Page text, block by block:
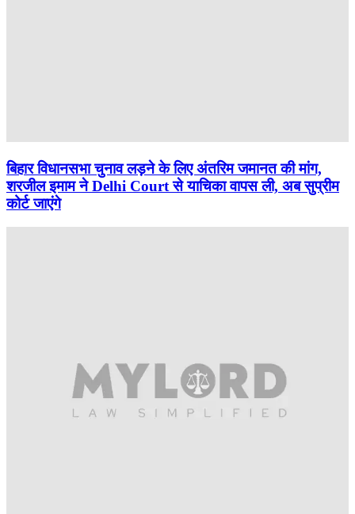
बिहार विधानसभा चुनाव लड़ने के लिए अंतरिम जमानत की मांग,
शरजील इमाम ने Delhi Court से याचिका वापस ली, अब सुप्रीम
कोर्ट जाएंगे